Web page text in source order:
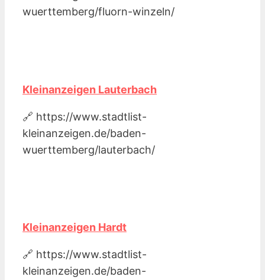
wuerttemberg/fluorn-winzeln/
Kleinanzeigen Lauterbach
🔗 https://www.stadtlist-
kleinanzeigen.de/baden-
wuerttemberg/lauterbach/
Kleinanzeigen Hardt
🔗 https://www.stadtlist-
kleinanzeigen.de/baden-